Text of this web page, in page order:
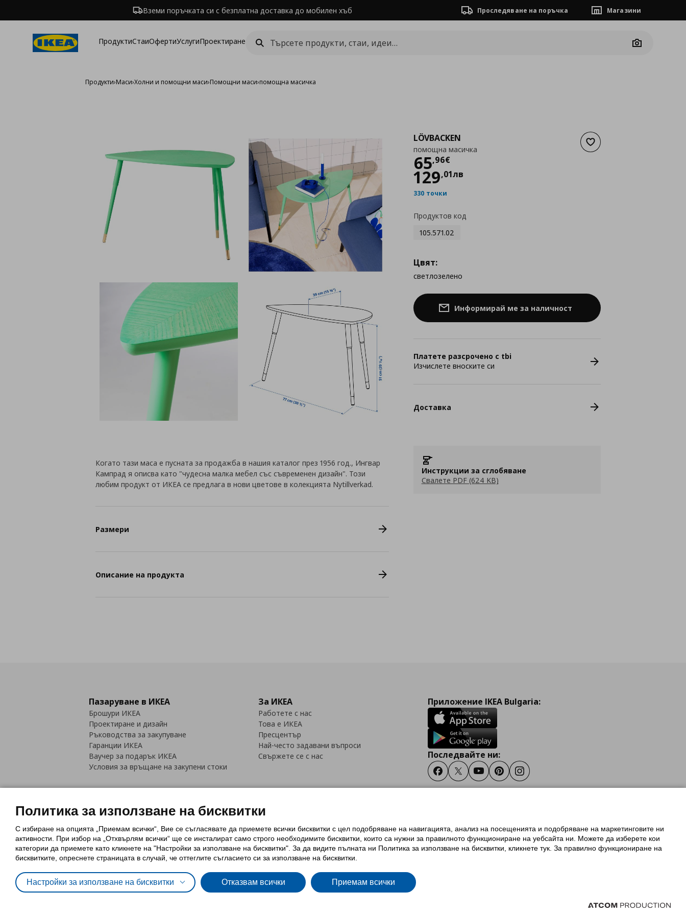
Вземи поръчката си с безплатна доставка до мобилен хъб Проследяване на поръчка Магазини
ПродуктиСтаиОфертиУслугиПроектиране
Camera
Продукти›Маси›Холни и помощни маси›Помощни маси›помощна масичка
Добави към списъка с
LÖVBACKEN
помощна масичка
65,96€
Цена
129,01лв
330 точки
Продуктов код
105.571.02
Цвят:
светлозелено
Информирай ме за наличност
Платете разсрочено с tbi
Изчислете вноските си
Доставка
Инструкции за сглобяване
Свалете PDF (624 KB)
Когато тази маса е пусната за продажба в нашия каталог през 1956 год., Ингвар
Кампрад я описва като "чудесна малка мебел със съвременен дизайн". Този
любим продукт от ИКЕА се предлага в нови цветове в колекцията Nytillverkad.
Размери
Описание на продукта
Пазаруване в ИКЕА
Брошури ИКЕА
Проектиране и дизайн
Ръководства за закупуване
Гаранции ИКЕА
Ваучер за подарък ИКЕА
Условия за връщане на закупени стоки
За ИКЕА
Работете с нас
Това е ИКЕА
Пресцентър
Най-често задавани въпроси
Свържете се с нас
Приложение IKEA Bulgaria:
Последвайте ни:
FacebookTwitterYoutubePinterestInstagram
Политика за използване на бисквитки (Cookies)Избор на настройки за използване на бисквиткиУсловия за ползване на ikea.bg
Обща политика за личните данни
Политика за защита на личните данни на ikea.bg
Общи условия на програма IKEA Family
Политика за защита на лични данни на програма IKEA Family
Политика за използване на бисквитки
С избиране на опцията „Приемам всички“, Вие се съгласявате да приемете всички бисквитки с цел подобряване на навигацията, анализ на посещенията и подобряване на маркетинговите ни
активности. При избор на „Отхвърлям всички“ ще се инсталират само строго необходимитe бисквитки, които са нужни за правилното функциониране на уебсайта ни. Можете да изберете кои
категории да приемете като кликнете на "Настройки за използване на бисквитки". За да видите пълната ни Политика за използване на бисквитки, кликнете тук. За правилно функциониране на
бисквитките, опреснете страницата в случай, че оттеглите съгласието си за използване на бисквитки.
Настройки за използване на бисквитки Отказвам всички Приемам всички